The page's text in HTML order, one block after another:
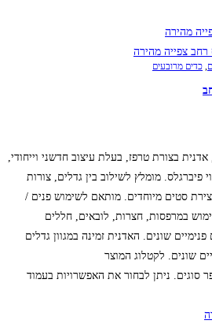
מהירה
צפייה מהירה
, כדים מרובעים
בצורת טרפז, בעלת עיצוב חדשני וייחודי,
פיברגלס. מומלץ לשילוב בין גדלים, צורות
סטים מיוחדים. מותאם לשימוש פנים /
במרפסות, חצרות, לובאים, חללים
פנימיים שונים. האדנית זמינה במגוון גדלים
סוגים. ניתן לבחור את האפשרויות בעמוד